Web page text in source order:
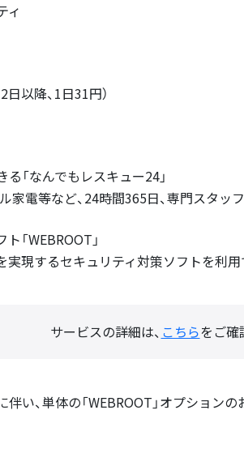
ィ
日以降、1日31円）
る「なんでもレスキュー24」
ル家電等など、24時間365日、専門スタ
ト「WEBROOT」
実現するセキュリティ対策ソフトを利用
サービスの詳細は、 こちらをご確
い、単体の「WEBROOT」オプション